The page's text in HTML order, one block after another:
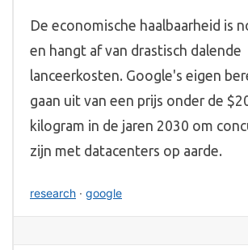
De economische haalbaarheid is
en hangt af van drastisch dalende
lanceerkosten. Google's eigen
gaan uit van een prijs onder de
kilogram in de jaren 2030 om
zijn met datacenters op aarde.
research · google